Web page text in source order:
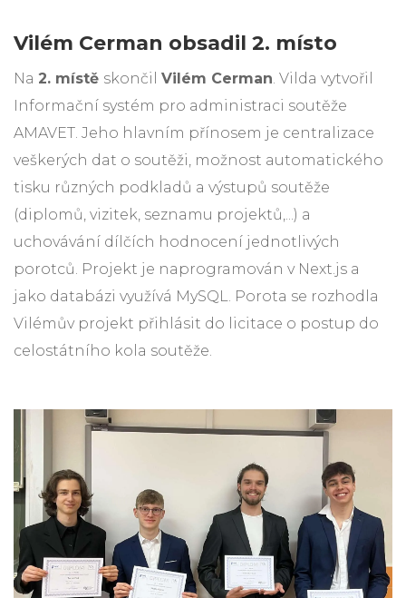
Vilém Cerman obsadil 2. místo
Na 2. místě skončil Vilém Cerman. Vilda vytvořil
Informační systém pro administraci soutěže
AMAVET. Jeho hlavním přínosem je centralizace
veškerých dat o soutěži, možnost automatického
tisku různých podkladů a výstupů soutěže
(diplomů, vizitek, seznamu projektů,...) a
uchovávání dílčích hodnocení jednotlivých
porotců. Projekt je naprogramován v Next.js a
jako databázi využívá MySQL. Porota se rozhodla
Vilémův projekt přihlásit do licitace o postup do
celostátního kola soutěže.